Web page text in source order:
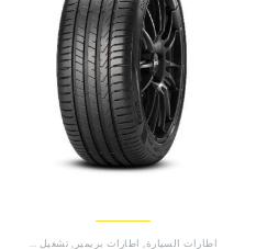
اطارات السيارة, اطارات بريمير , تشغيل شقة